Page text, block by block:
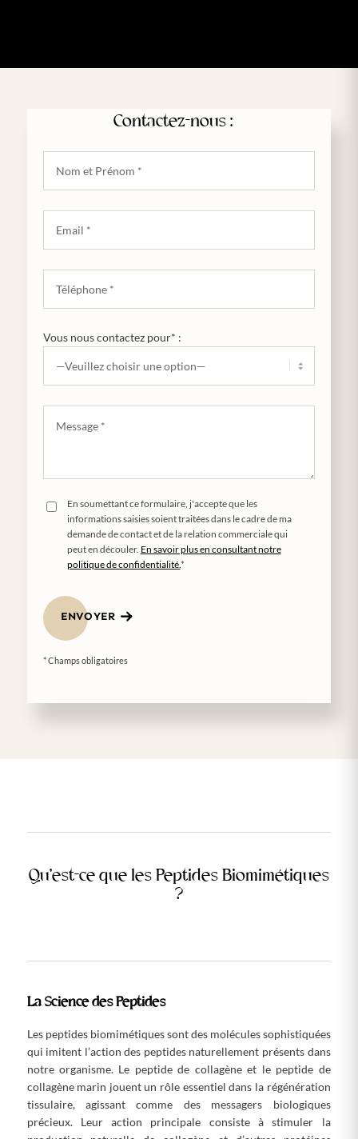
Contactez-nous :
Vous nous contactez pour* :
En soumettant ce formulaire, j'accepte que les
informations saisies soient traitées dans le cadre de ma
demande de contact et de la relation commerciale qui
peut en découler. En savoir plus en consultant notre
politique de confidentialité.*
ENVOYER
* Champs obligatoires
Qu’est-ce que les Peptides Biomimétiques
?
La Science des Peptides
Les peptides biomimétiques sont des molécules sophistiquées
qui imitent l’action des peptides naturellement présents dans
notre organisme. Le peptide de collagène et le peptide de
collagène marin jouent un rôle essentiel dans la régénération
tissulaire, agissant comme des messagers biologiques
précieux. Leur action principale consiste à stimuler la